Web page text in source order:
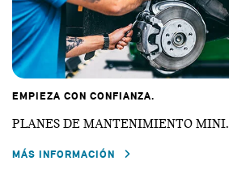
EMPIEZA CON CONFIANZA.
PLANES DE MANTENIMIENTO MINI.
MÁS INFORMACIÓN